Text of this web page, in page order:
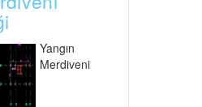
Yangın
Merdiveni